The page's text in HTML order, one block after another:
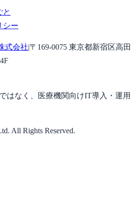
と
シー
式会社|〒169-0075 東京都新宿区高田
はなく、医療機関向けIT導入・運用
All Rights Reserved.